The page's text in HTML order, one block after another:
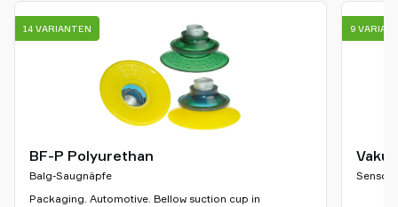
BF-P Polyurethan
Balg-Saugnäpfe
Packaging. Automotive. Bellow suction cup in
14 VARIANTEN 9